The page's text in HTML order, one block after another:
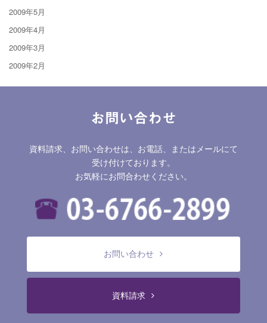
2009年5月
2009年4月
2009年3月
2009年2月
お問い合わせ
資料請求、お問い合わせは、お電話、またはメールにて
受け付けております。
お気軽にお問合わせください。
お問い合わせ
資料請求